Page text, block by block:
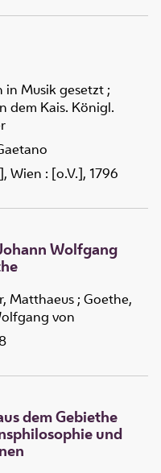
in Musik gesetzt ;
dem Kais. Königl.
Wien : [o.V.], 1796
Wolfgang
Matthaeus ; Goethe,
von
dem Gebiethe
und